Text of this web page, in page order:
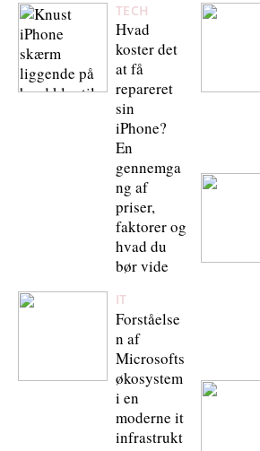
TECH
Hvad
koster det
at få
repareret
sin
iPhone?
En
gennemga
ng af
priser,
faktorer og
hvad du
bør vide
IT
Forståelse
n af
Microsofts
økosystem
i en
moderne it
infrastrukt